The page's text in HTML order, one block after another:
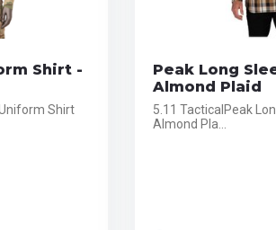
Shirt -
Shirt
Peak Long
Almond Plaid
5.11 TacticalPeak
Almond Pla...